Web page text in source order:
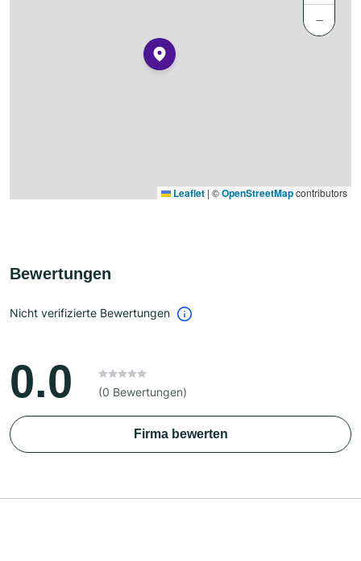
−
Leaflet | ©OpenStreetMapcontributors
Bewertungen
Nicht verifizierte Bewertungen
0.0 (0 Bewertungen)
Firma bewerten